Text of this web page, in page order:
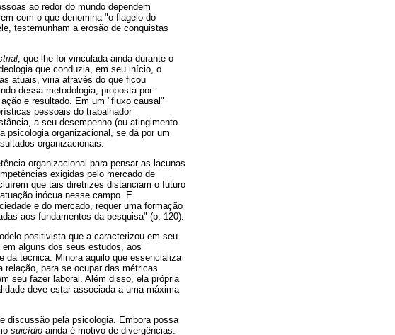
ao redor do mundo dependem
com o que denomina "o flagelo do
testemunham a erosão de conquistas
, que lhe foi vinculada ainda durante o
que conduzia, em seu início, o
atuais, viria através do que ficou
dessa metodologia, proposta por
e resultado. Em um "fluxo causal"
pessoais do trabalhador
a seu desempenho (ou atingimento
psicologia organizacional, se dá por um
organizacionais.
organizacional para pensar as lacunas
exigidas pelo mercado de
que tais diretrizes distanciam o futuro
inócua nesse campo. E
e do mercado, requer uma formação
aos fundamentos da pesquisa" (p. 120).
positivista que a caracterizou em seu
alguns dos seus estudos, aos
da técnica. Minora aquilo que essencializa
para se ocupar das métricas
seu fazer laboral. Além disso, ela própria
deve estar associada a uma máxima
discussão pela psicologia. Embora possa
suicídio ainda é motivo de divergências.